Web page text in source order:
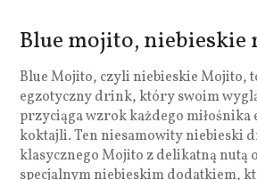
Blue mojito, niebieskie
Blue Mojito, czyli niebieskie Mojito,
egzotyczny drink, który swoim
przyciąga wzrok każdego miłośnika
koktajli. Ten niesamowity niebieski
klasycznego Mojito z delikatną nutą
specjalnym niebieskim dodatkiem,